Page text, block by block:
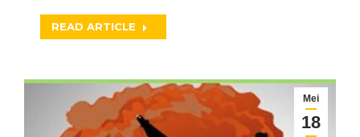
READ ARTICLE
Mei
18